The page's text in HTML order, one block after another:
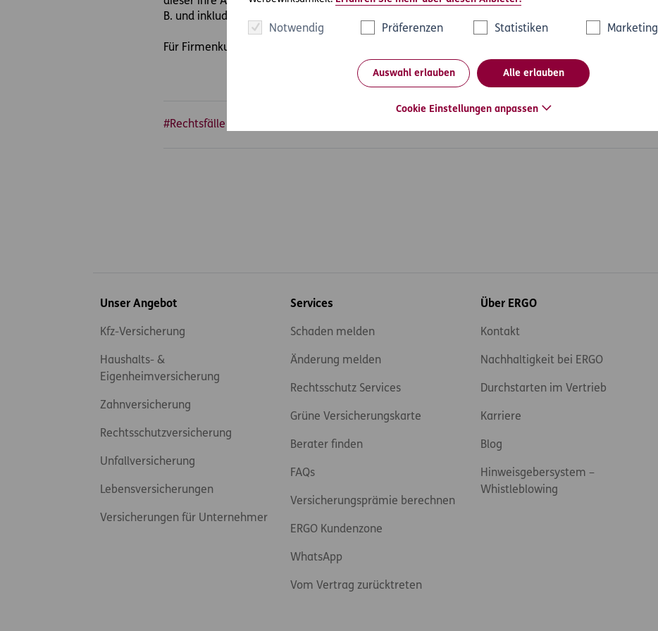
Notwendig Präferenzen Statistiken Marketing
Auswahl erlauben Alle erlauben
Cookie Einstellungen anpassen
B. und inkludiert zusätzlich auch eine besondere
Für Firmenkunden wäre der Rechtsschutz für die Mietwohnung im Profi-Rechtsschutz enthalten.
#Rechtsfälle
Inhaltsübersicht
Unser Angebot
Kfz-Versicherung
Haushalts- &
Eigenheimversicherung
Zahnversicherung
Rechtsschutzversicherung
Unfallversicherung
Lebensversicherungen
Versicherungen für Unternehmer
Services
Schaden melden
Änderung melden
Rechtsschutz Services
Grüne Versicherungskarte
Berater finden
FAQs
Versicherungsprämie berechnen
ERGO Kundenzone
WhatsApp
Vom Vertrag zurücktreten
Über ERGO
Kontakt
Nachhaltigkeit bei ERGO
Durchstarten im Vertrieb
Karriere
Blog
Hinweisgebersystem –
Whistleblowing